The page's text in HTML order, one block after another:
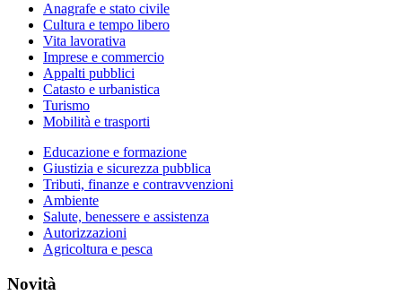
Anagrafe e stato civile
Cultura e tempo libero
Vita lavorativa
Imprese e commercio
Appalti pubblici
Catasto e urbanistica
Turismo
Mobilità e trasporti
Educazione e formazione
Giustizia e sicurezza pubblica
Tributi, finanze e contravvenzioni
Ambiente
Salute, benessere e assistenza
Autorizzazioni
Agricoltura e pesca
Novità